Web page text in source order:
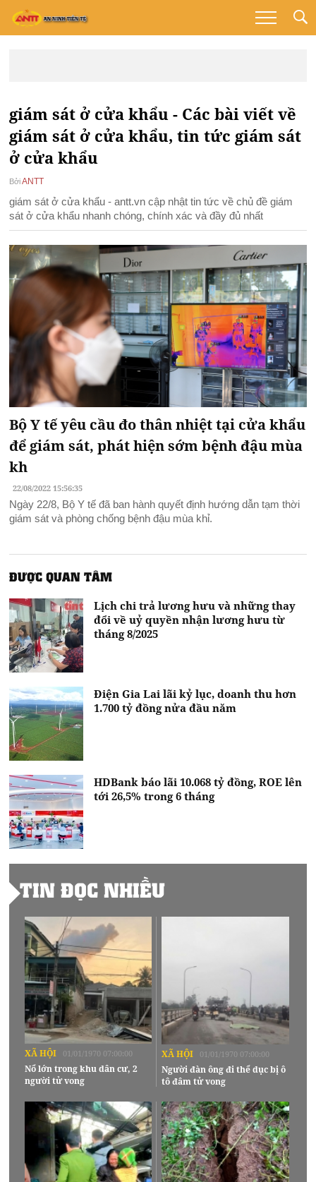
giám sát ở cửa khẩu - Các bài viết về
giám sát ở cửa khẩu, tin tức giám sát
ở cửa khẩu
Bởi ANTT
giám sát ở cửa khẩu - antt.vn cập nhật tin tức về chủ đề giám
sát ở cửa khẩu nhanh chóng, chính xác và đầy đủ nhất
Bộ Y tế yêu cầu đo thân nhiệt tại cửa khẩu
để giám sát, phát hiện sớm bệnh đậu mùa
kh
22/08/2022 15:56:35
Ngày 22/8, Bộ Y tế đã ban hành quyết định hướng dẫn tạm thời
giám sát và phòng chống bệnh đậu mùa khỉ.
ĐƯỢC QUAN TÂM
Lịch chi trả lương hưu và những thay
đổi về uỷ quyền nhận lương hưu từ
tháng 8/2025
Điện Gia Lai lãi kỷ lục, doanh thu hơn
1.700 tỷ đồng nửa đầu năm
HDBank báo lãi 10.068 tỷ đồng, ROE lên
tới 26,5% trong 6 tháng
TIN ĐỌC NHIỀU
XÃ HỘI 01/01/1970 07:00:00
Nổ lớn trong khu dân cư, 2
người tử vong
XÃ HỘI 01/01/1970 07:00:00
Người đàn ông đi thể dục bị ô
tô đâm tử vong